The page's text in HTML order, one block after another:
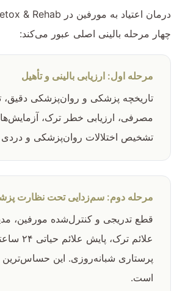
چهار مرحله بالینی اصلی عبور می‌کند:
مرحله اول: ارزیابی بالینی و تأهیل
تاریخچه پزشکی و روان‌پزشکی دقیق،
مصرفی، ارزیابی خطر ترک،
تشخیص اختلالات روان‌پزشکی و
مرحله دوم: سم‌زدایی تحت نظارت
قطع تدریجی و کنترل‌شده مورفین،
علائم ترک،
پرستاری شبانه‌روزی. این
است.